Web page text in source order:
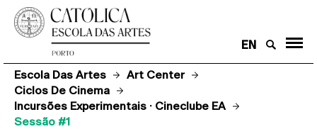
EN
Escola Das Artes
Art Center
Ciclos De Cinema
Incursões Experimentais · Cineclube EA
Sessão #1